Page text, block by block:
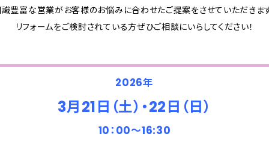
豊富な営業がお客様のお悩みに合わせたご提案をさせていただきま
リフォームをご検討されている方ぜひご相談にいらしてください！
2026年
3月21日（土）・22日（日）
10：00～16:30